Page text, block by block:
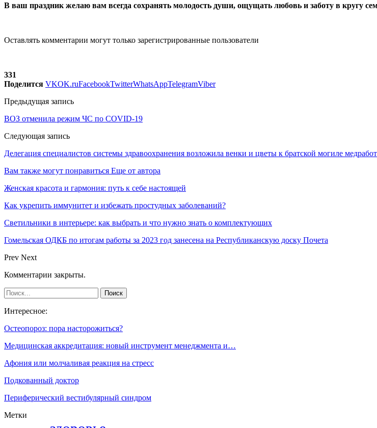
В ваш праздник желаю вам всегда сохранять молодость души, ощущать любовь и заботу в кругу
Оставлять комментарии могут только зарегистрированные пользователи
331
Поделится VKOK.ruFacebookTwitterWhatsAppTelegramViber
Предыдущая запись
ВОЗ отменила режим ЧС по COVID-19
Следующая запись
Делегация специалистов системы здравоохранения возложила венки и цветы к братской могиле
Вам также могут понравиться Еще от автора
Женская красота и гармония: путь к себе настоящей
Как укрепить иммунитет и избежать простудных заболеваний?
Светильники в интерьере: как выбрать и что нужно знать о комплектующих
Гомельская ОДКБ по итогам работы за 2023 год занесена на Республиканскую доску Почета
Prev Next
Комментарии закрыты.
Интересное:
Остеопороз: пора насторожиться?
Медицинская аккредитация: новый инструмент менеджмента и…
Афония или молчаливая реакция на стресс
Подкованный доктор
Периферический вестибулярный синдром
Метки